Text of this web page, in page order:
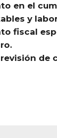
en el
y
fiscal
de